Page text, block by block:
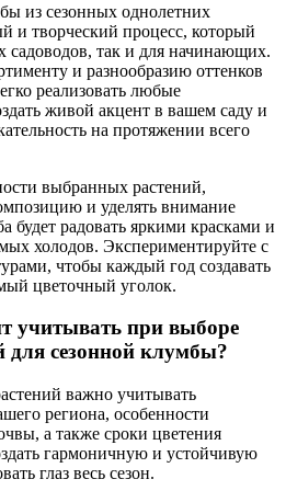
из сезонных однолетних
и творческий процесс, который
садоводов, так и для начинающих.
и разнообразию оттенков
реализовать любые
живой акцент в вашем саду и
на протяжении всего
выбранных растений,
и уделять внимание
будет радовать яркими красками и
холодов. Экспериментируйте с
чтобы каждый год создавать
цветочный уголок.
учитывать при выборе
для сезонной клумбы?
важно учитывать
региона, особенности
а также сроки цветения
гармоничную и устойчивую
глаз весь сезон.